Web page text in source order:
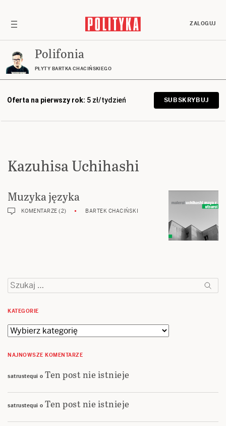
ZALOGUJ
Polifonia
PŁYTY BARTKA CHACIŃSKIEGO
Oferta na pierwszy rok: 5 zł/tydzień SUBSKRYBUJ
Kazuhisa Uchihashi
Muzyka języka
KOMENTARZE (2) BARTEK CHACIŃSKI
Szukaj:
KATEGORIE
Kategorie
NAJNOWSZE KOMENTARZE
satrustequi o Ten post nie istnieje
satrustequi o Ten post nie istnieje